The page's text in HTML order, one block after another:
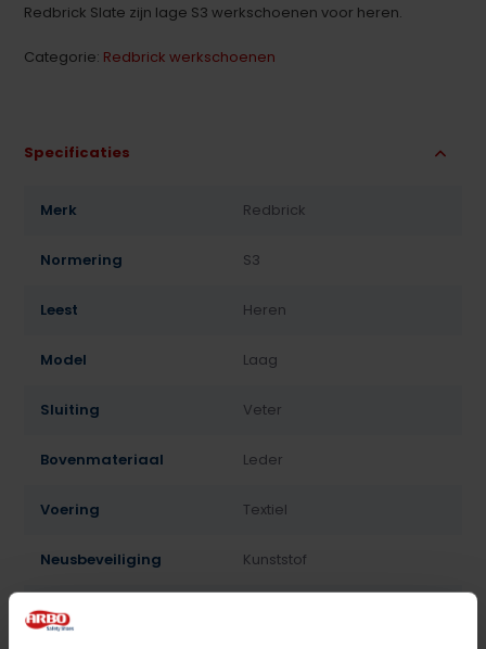
Redbrick Slate zijn lage S3 werkschoenen voor heren.
Categorie: Redbrick werkschoenen
Specificaties
Merk Redbrick
Normering S3
Leest Heren
Model Laag
Sluiting Veter
Bovenmateriaal Leder
Voering Textiel
Neusbeveiliging Kunststof
Zoolbeveiliging